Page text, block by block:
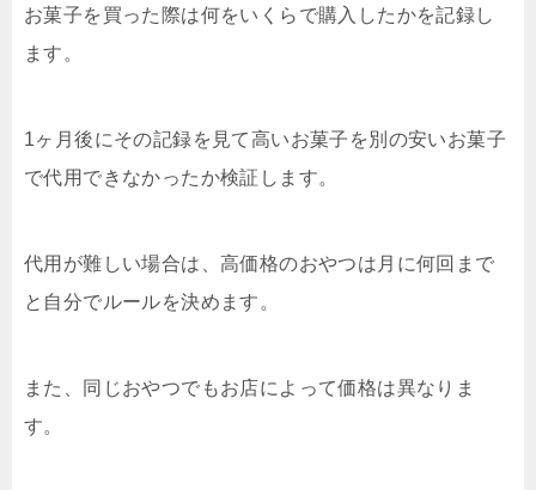
お菓子を買った際は何をいくらで購入したかを記録し
ます。
1ヶ月後にその記録を見て高いお菓子を別の安いお菓子
で代用できなかったか検証します。
代用が難しい場合は、高価格のおやつは月に何回まで
と自分でルールを決めます。
また、同じおやつでもお店によって価格は異なりま
す。